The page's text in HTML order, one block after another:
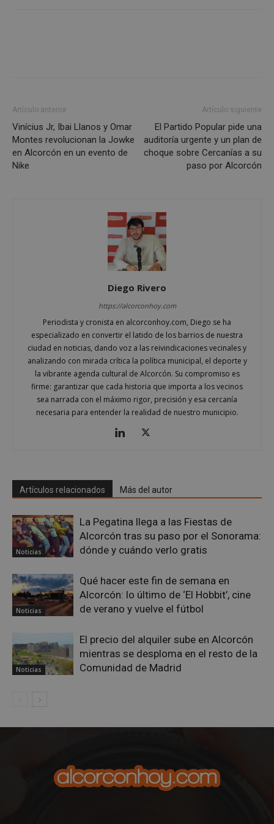
Artículo anterior
Vinícius Jr, Ibai Llanos y Omar
Montes revolucionan la Jowke
en Alcorcón en un evento de
Nike
Artículo siguiente
El Partido Popular pide una
auditoría urgente y un plan de
choque sobre Cercanías a su
paso por Alcorcón
Diego Rivero
https://alcorconhoy.com
Periodista y cronista en alcorconhoy.com, Diego se ha
especializado en convertir el latido de los barrios de nuestra
ciudad en noticias, dando voz a las reivindicaciones vecinales y
analizando con mirada crítica la política municipal, el deporte y
la vibrante agenda cultural de Alcorcón. Su compromiso es
firme: garantizar que cada historia que importa a los vecinos
sea narrada con el máximo rigor, precisión y esa cercanía
necesaria para entender la realidad de nuestro municipio.
Artículos relacionados Más del autor
Noticias
La Pegatina llega a las Fiestas de
Alcorcón tras su paso por el Sonorama:
dónde y cuándo verlo gratis
Noticias
Qué hacer este fin de semana en
Alcorcón: lo último de ‘El Hobbit’, cine
de verano y vuelve el fútbol
Noticias
El precio del alquiler sube en Alcorcón
mientras se desploma en el resto de la
Comunidad de Madrid
Cookies de preferencias
Cookies de funcionalidad
Cookies no clasificadas
funcionalidad principal del sitio web, como el
inicio de sesión de usuario y la gestión de cuentas.
El sitio web no se puede utilizar correctamente sin
Nombre
Proveedor/
Dominio
PHPSESSID
PHP.net
alcorconhoy.com
Sesión
AWSALBCORS
Amazon.com
Google
Privacy Policy